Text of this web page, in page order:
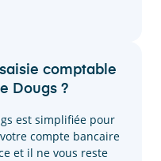
comptable
Dougs ?
est simplifiée pour
compte bancaire
et il ne vous reste